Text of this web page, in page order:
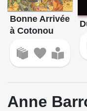
Bonne Arrivée
à Cotonou
Anne